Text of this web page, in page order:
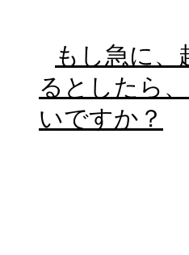
もし急に、
るとしたら
いですか？